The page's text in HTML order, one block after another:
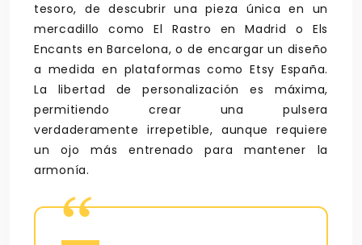
tesoro, de descubrir una pieza única en un
mercadillo como El Rastro en Madrid o Els
Encants en Barcelona, o de encargar un diseño
a medida en plataformas como Etsy España.
La libertad de personalización es máxima,
permitiendo crear una pulsera
verdaderamente irrepetible, aunque requiere
un ojo más entrenado para mantener la
armonía.